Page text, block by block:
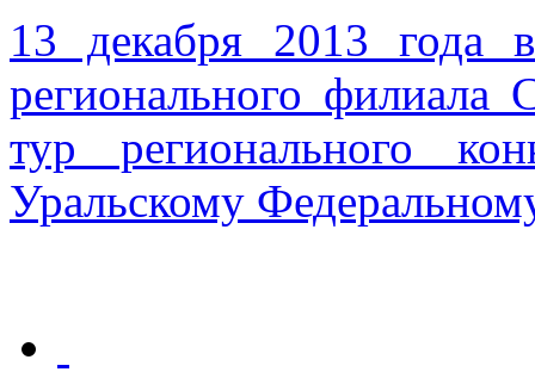
13 декабря 2013 года
регионального
тур регионального
Уральскому